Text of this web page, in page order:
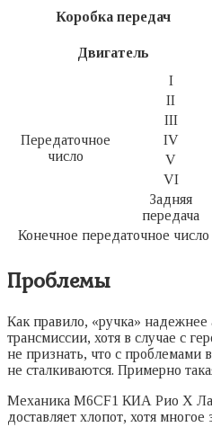
Коробка передач
Двигатель
Передаточное
число
I
II
III
IV
V
VI
Задняя
передача
Конечное передаточное число
Проблемы
Как правило, «ручка» надежнее
трансмиссии, хотя в случае с
не признать, что с
не сталкиваются. Примерно
Механика M6CF1 КИА Рио Х
доставляет хлопот, хотя многое